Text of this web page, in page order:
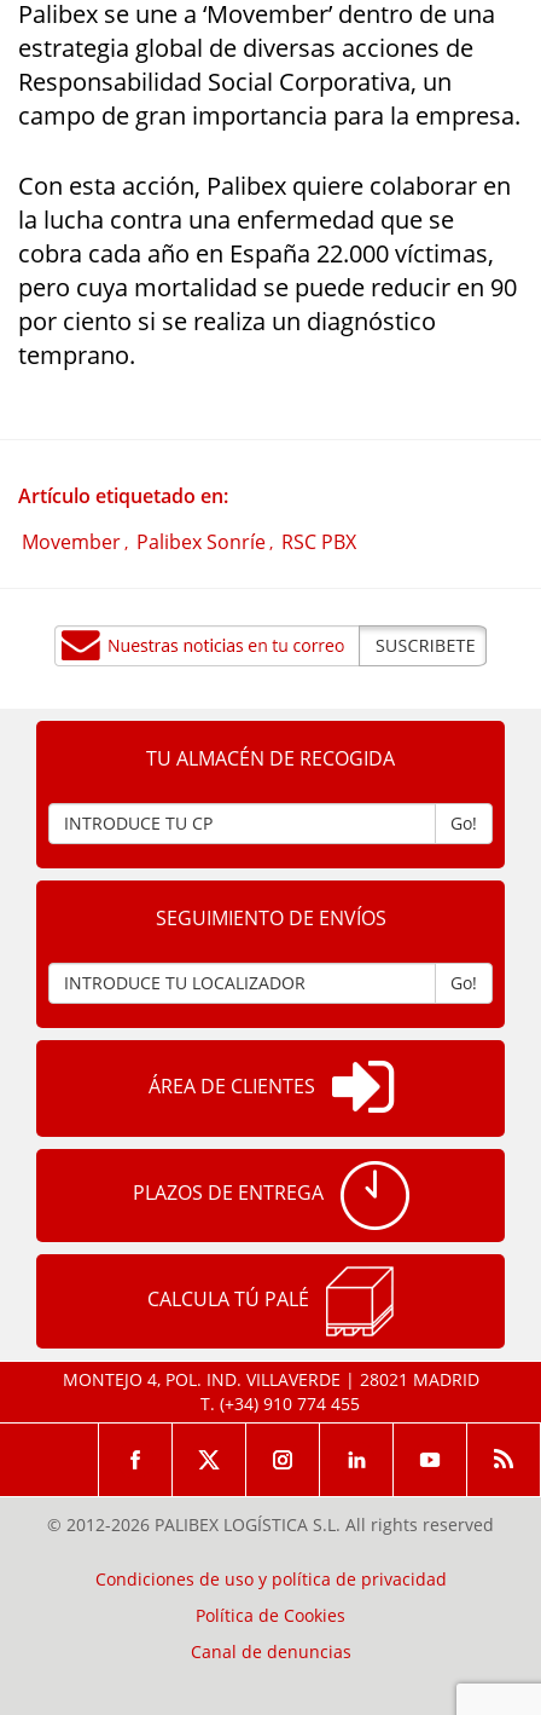
Palibex se une a ‘Movember’ dentro de una
estrategia global de diversas acciones de
Responsabilidad Social Corporativa, un
campo de gran importancia para la empresa.
Con esta acción, Palibex quiere colaborar en
la lucha contra una enfermedad que se
cobra cada año en España 22.000 víctimas,
pero cuya mortalidad se puede reducir en 90
por ciento si se realiza un diagnóstico
temprano.
Artículo etiquetado en:
Movember, Palibex Sonríe, RSC PBX
TU ALMACÉN DE RECOGIDA
Go!
SEGUIMIENTO DE ENVÍOS
Go!
ÁREA DE CLIENTES
PLAZOS DE ENTREGA
CALCULA TÚ PALÉ
MONTEJO 4, POL. IND. VILLAVERDE | 28021 MADRID
T. (+34) 910 774 455
© 2012-2026 PALIBEX LOGÍSTICA S.L. All rights reserved
Condiciones de uso y política de privacidad
Política de Cookies
Canal de denuncias